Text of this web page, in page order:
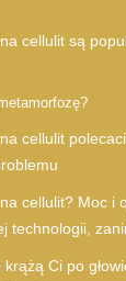
cellulit są
cellulit
cellulit? Moc i
technologii,
Ci po